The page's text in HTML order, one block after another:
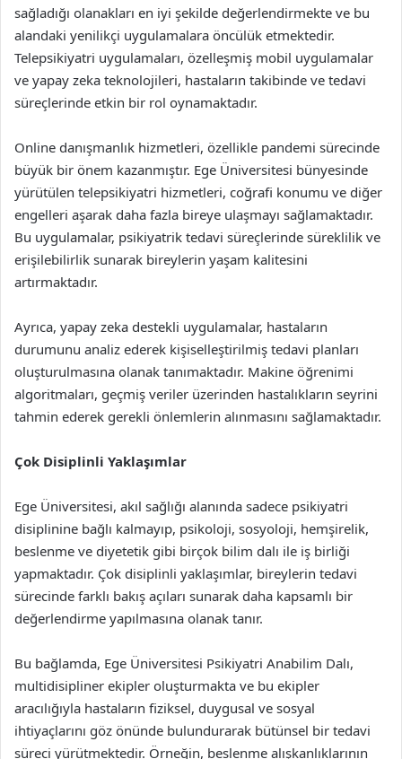
sağladığı olanakları en iyi şekilde değerlendirmekte ve bu
alandaki yenilikçi uygulamalara öncülük etmektedir.
Telepsikiyatri uygulamaları, özelleşmiş mobil uygulamalar
ve yapay zeka teknolojileri, hastaların takibinde ve tedavi
süreçlerinde etkin bir rol oynamaktadır.
Online danışmanlık hizmetleri, özellikle pandemi sürecinde
büyük bir önem kazanmıştır. Ege Üniversitesi bünyesinde
yürütülen telepsikiyatri hizmetleri, coğrafi konumu ve diğer
engelleri aşarak daha fazla bireye ulaşmayı sağlamaktadır.
Bu uygulamalar, psikiyatrik tedavi süreçlerinde süreklilik ve
erişilebilirlik sunarak bireylerin yaşam kalitesini
artırmaktadır.
Ayrıca, yapay zeka destekli uygulamalar, hastaların
durumunu analiz ederek kişiselleştirilmiş tedavi planları
oluşturulmasına olanak tanımaktadır. Makine öğrenimi
algoritmaları, geçmiş veriler üzerinden hastalıkların seyrini
tahmin ederek gerekli önlemlerin alınmasını sağlamaktadır.
Çok Disiplinli Yaklaşımlar
Ege Üniversitesi, akıl sağlığı alanında sadece psikiyatri
disiplinine bağlı kalmayıp, psikoloji, sosyoloji, hemşirelik,
beslenme ve diyetetik gibi birçok bilim dalı ile iş birliği
yapmaktadır. Çok disiplinli yaklaşımlar, bireylerin tedavi
sürecinde farklı bakış açıları sunarak daha kapsamlı bir
değerlendirme yapılmasına olanak tanır.
Bu bağlamda, Ege Üniversitesi Psikiyatri Anabilim Dalı,
multidisipliner ekipler oluşturmakta ve bu ekipler
aracılığıyla hastaların fiziksel, duygusal ve sosyal
ihtiyaçlarını göz önünde bulundurarak bütünsel bir tedavi
süreci yürütmektedir. Örneğin, beslenme alışkanlıklarının